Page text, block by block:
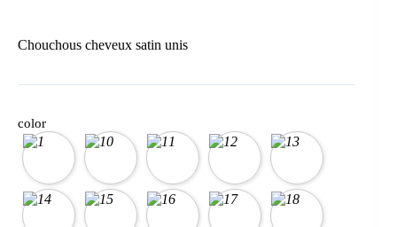
Chouchous cheveux satin unis
color